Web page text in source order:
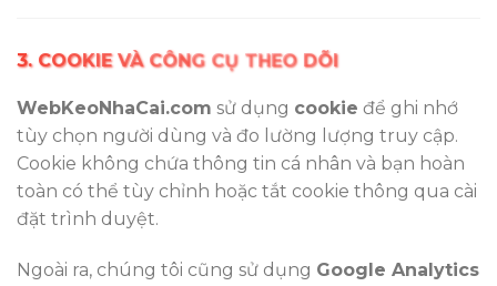
3. COOKIE VÀ CÔNG CỤ THEO DÕI
WebKeoNhaCai.com sử dụng cookie để ghi nhớ
tùy chọn người dùng và đo lường lượng truy cập.
Cookie không chứa thông tin cá nhân và bạn hoàn
toàn có thể tùy chỉnh hoặc tắt cookie thông qua cài
đặt trình duyệt.
Ngoài ra, chúng tôi cũng sử dụng Google Analytics